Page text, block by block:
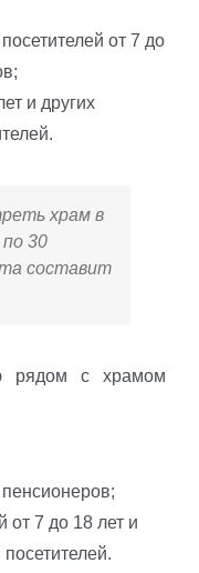
от 7 до
и других
храм в
30
составит
рядом с храмом
от 7 до 18 лет и
посетителей.